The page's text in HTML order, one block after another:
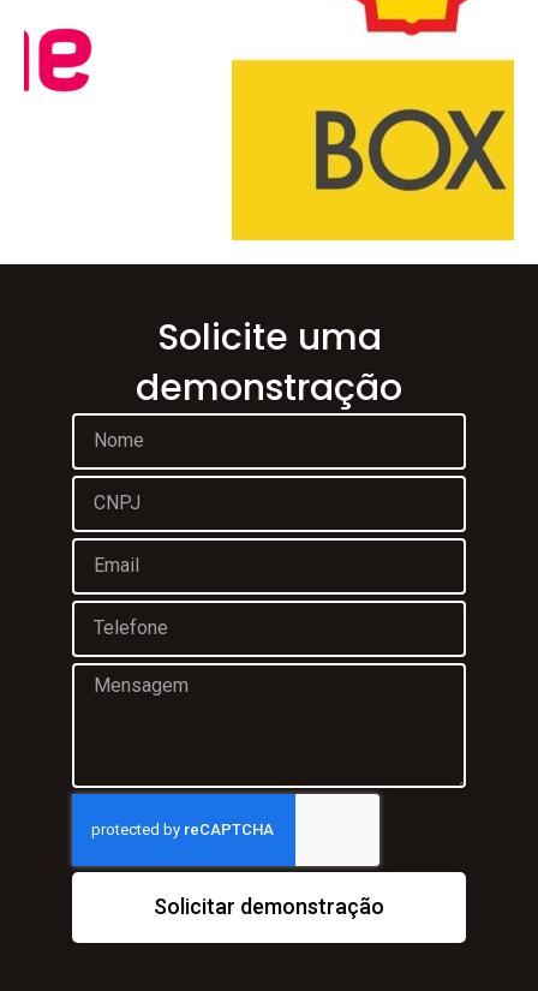
Solicite uma
demonstração
Solicitar demonstração